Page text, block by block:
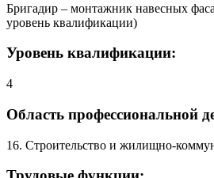
Бригадир – монтажник навесных
уровень квалификации)
Уровень квалификации:
4
Область профессиональной
16. Строительство и жилищно-